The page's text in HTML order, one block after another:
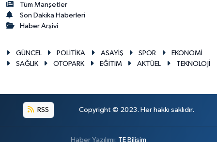
Tüm Manşetler
Son Dakika Haberleri
Haber Arşivi
GÜNCEL POLİTİKA ASAYİŞ SPOR
EKONOMİ
SAĞLIK
OTOPARK EĞİTİM AKTÜEL TEKNOLOJİ
RSS Copyright © 2023. Her hakkı saklıdır.
Haber Yazılımı: TE Bilişim